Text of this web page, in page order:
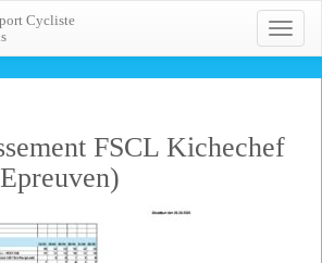
Toggle
Cycliste
FSCL Kichechef